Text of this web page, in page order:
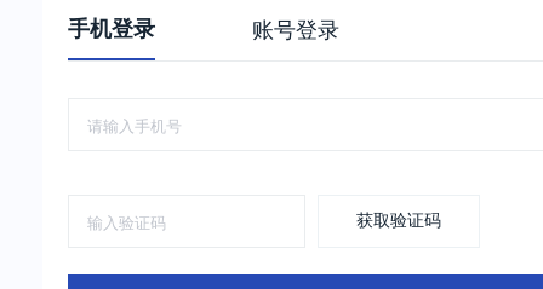
手机登录 账号登录
获取验证码